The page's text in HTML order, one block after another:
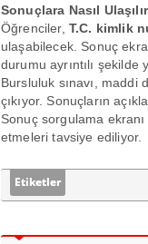
Sonuçlara Nasıl
Öğrenciler, T.C. kimlik
ulaşabilecek. Sonuç
durumu ayrıntılı şekilde
Bursluluk sınavı, maddi
çıkıyor. Sonuçların
Sonuç sorgulama
etmeleri tavsiye ediliyor.
Etiketler